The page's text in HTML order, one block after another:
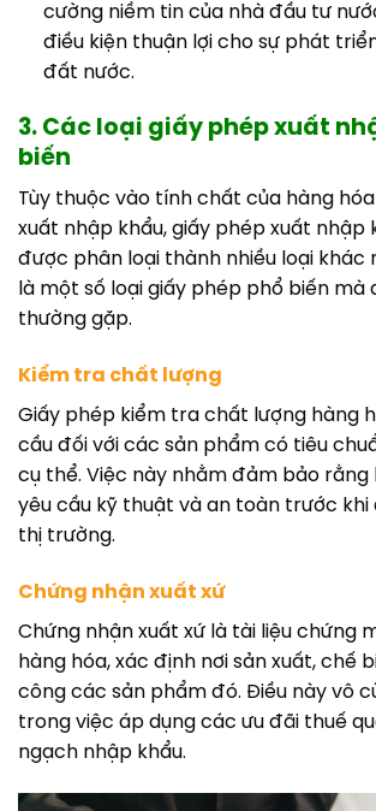
cường niềm tin của nhà đầu tư
điều kiện thuận lợi cho sự phát
đất nước.
3. Các loại giấy phép xuất
biến
Tùy thuộc vào tính chất của hàng
xuất nhập khẩu, giấy phép xuất nhập
được phân loại thành nhiều loại khác
là một số loại giấy phép phổ biến mà
thường gặp.
Kiểm tra chất lượng
Giấy phép kiểm tra chất lượng hàng
cầu đối với các sản phẩm có tiêu
cụ thể. Việc này nhằm đảm bảo rằng
yêu cầu kỹ thuật và an toàn trước
thị trường.
Chứng nhận xuất xứ
Chứng nhận xuất xứ là tài liệu chứng
hàng hóa, xác định nơi sản xuất, chế
công các sản phẩm đó. Điều này vô
trong việc áp dụng các ưu đãi thuế
ngạch nhập khẩu.